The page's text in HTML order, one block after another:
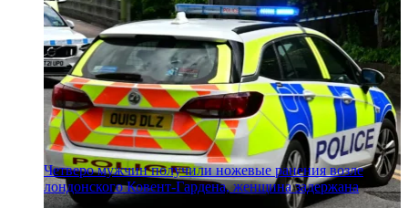
Четверо мужчин получили ножевые ранения возле
лондонского Ковент-Гардена, женщина задержана